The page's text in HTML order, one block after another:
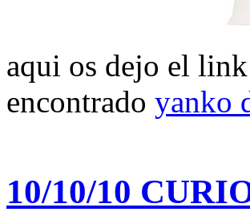
aqui os dejo el
encontrado yanko
10/10/10